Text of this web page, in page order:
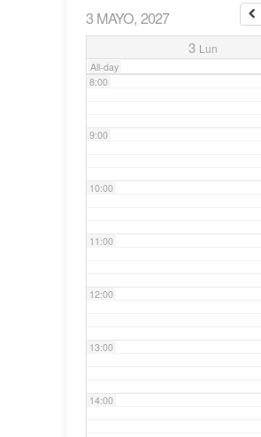
3 MAYO, 2027
3 Lun
All-day
7:00
8:00
9:00
10:00
11:00
12:00
13:00
14:00